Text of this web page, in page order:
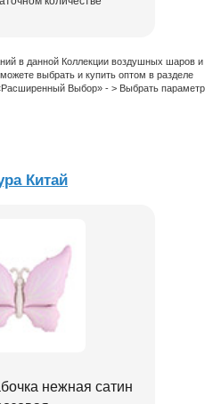
в данной Коллекции воздушных шаров и
выбрать и купить оптом в разделе
Выбор» - > Выбрать параметр
Китай
нежная сатин